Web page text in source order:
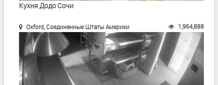
Кухня Додо Сочи
Oxford, Соединенные Штаты Америки 1,964,888